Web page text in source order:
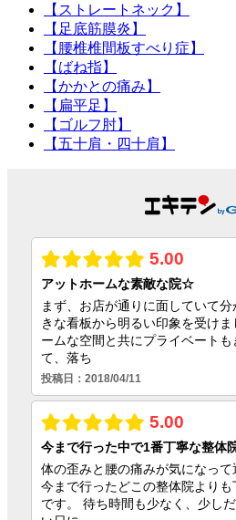
【ストレートネック】
【足底筋膜炎】
【腰椎椎間板すべり症】
【ばね指】
【かかとの痛み】
【扁平足】
【ゴルフ肘】
【五十肩・四十肩】